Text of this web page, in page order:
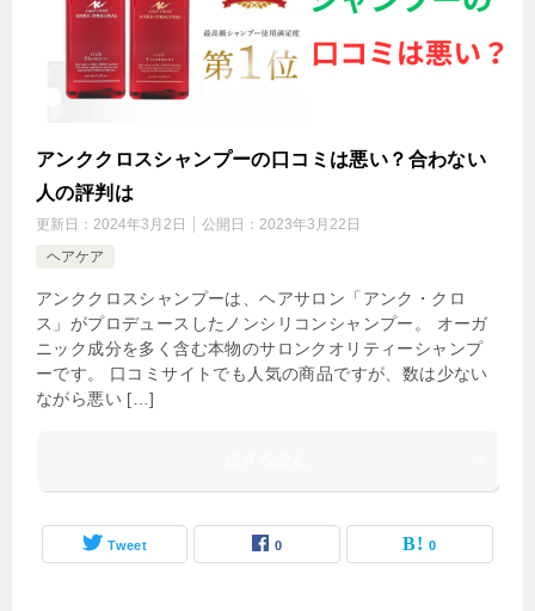
アンククロスシャンプーの口コミは悪い？合わない
人の評判は
更新日： 2024年3月2日 公開日： 2023年3月22日
ヘアケア
アンククロスシャンプーは、ヘアサロン「アンク・クロ
ス」がプロデュースしたノンシリコンシャンプー。 オーガ
ニック成分を多く含む本物のサロンクオリティーシャンプ
ーです。 口コミサイトでも人気の商品ですが、数は少ない
ながら悪い […]
Tweet 0 0